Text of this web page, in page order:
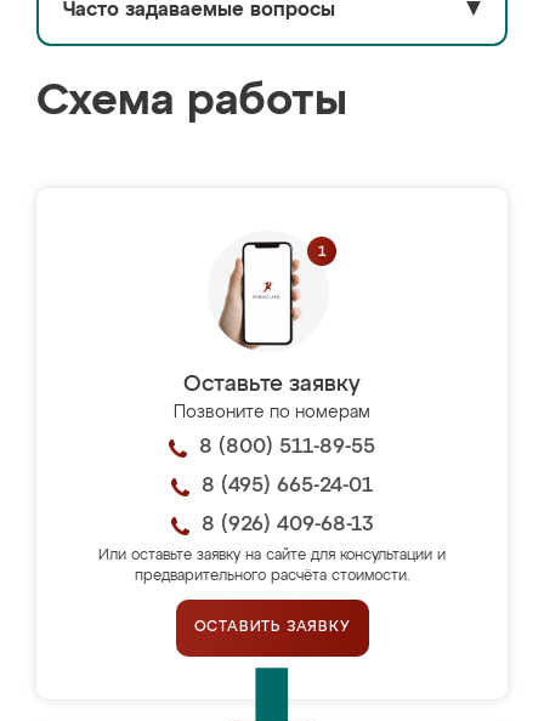
Часто задаваемые вопросы ▼
Схема работы
Оставьте заявку
Позвоните по номерам
8 (800) 511-89-55
8 (495) 665-24-01
8 (926) 409-68-13
Или оставьте заявку на сайте для консультации и
предварительного расчёта стоимости.
ОСТАВИТЬ ЗАЯВКУ